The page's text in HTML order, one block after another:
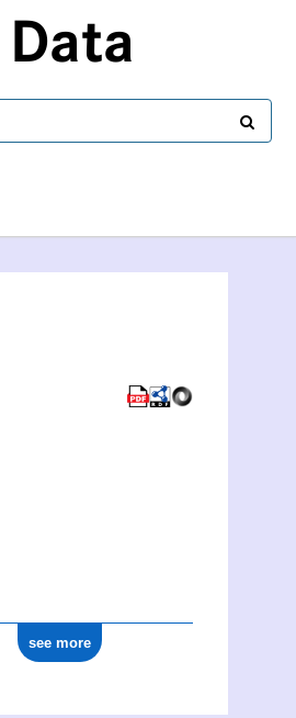
Data
see more